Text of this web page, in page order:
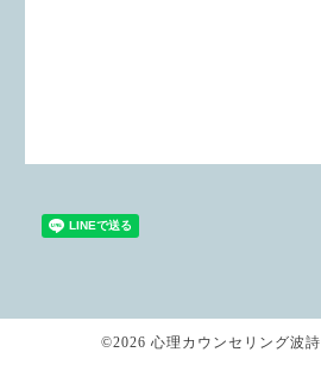
©2026 心理カウンセリング波詩